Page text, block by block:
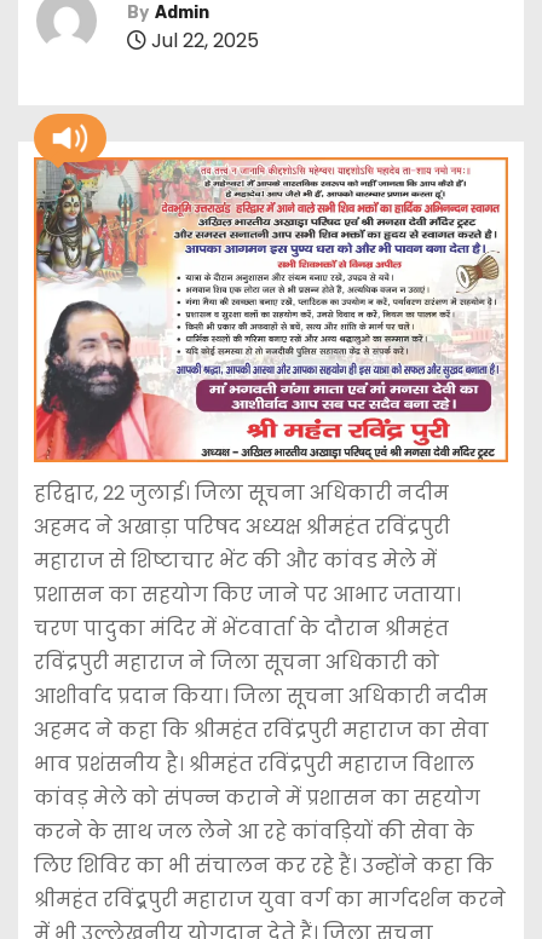
By Admin
Jul 22, 2025
हरिद्वार, 22 जुलाई। जिला सूचना अधिकारी नदीम
अहमद ने अखाड़ा परिषद अध्यक्ष श्रीमहंत रविंद्रपुरी
महाराज से शिष्टाचार भेंट की और कांवड मेले में
प्रशासन का सहयोग किए जाने पर आभार जताया।
चरण पादुका मंदिर में भेंटवार्ता के दौरान श्रीमहंत
रविंद्रपुरी महाराज ने जिला सूचना अधिकारी को
आशीर्वाद प्रदान किया। जिला सूचना अधिकारी नदीम
अहमद ने कहा कि श्रीमहंत रविंद्रपुरी महाराज का सेवा
भाव प्रशंसनीय है। श्रीमहंत रविंद्रपुरी महाराज विशाल
कांवड़ मेले को संपन्न कराने में प्रशासन का सहयोग
करने के साथ जल लेने आ रहे कांवड़ियों की सेवा के
लिए शिविर का भी संचालन कर रहे हैं। उन्होंने कहा कि
श्रीमहंत रविंद्र्रपुरी महाराज युवा वर्ग का मार्गदर्शन करने